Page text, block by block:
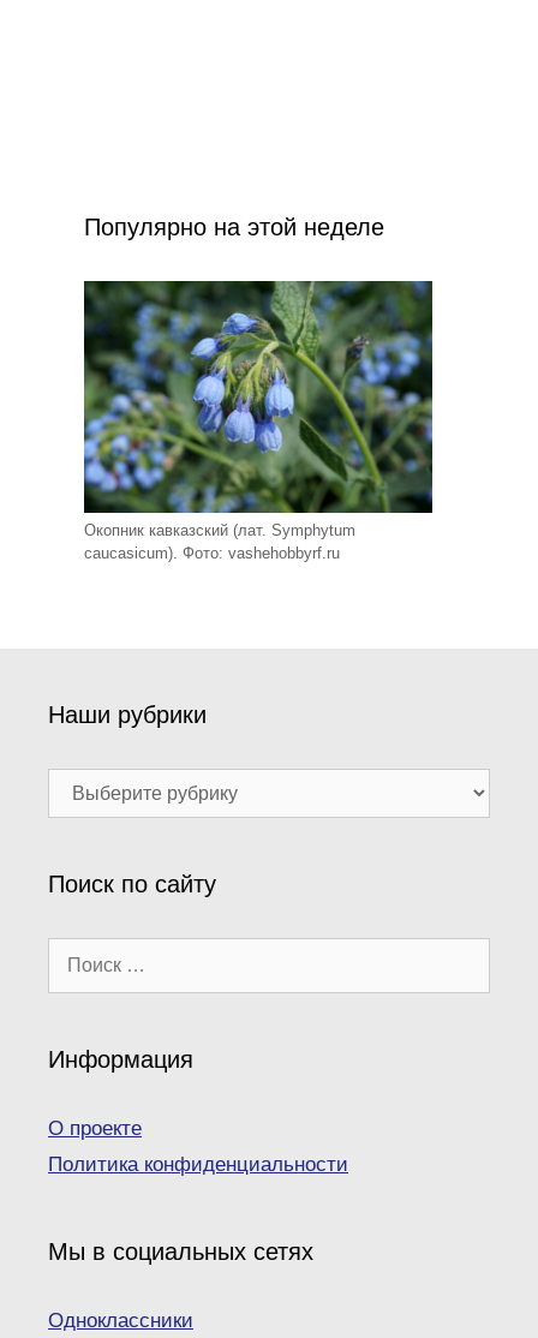
Популярно на этой неделе
Окопник кавказский (лат. Symphytum
caucasicum). Фото: vashehobbyrf.ru
Наши рубрики
Наши
рубрики
Поиск по сайту
Поиск:
Информация
О проекте
Политика конфиденциальности
Мы в социальных сетях
Одноклассники